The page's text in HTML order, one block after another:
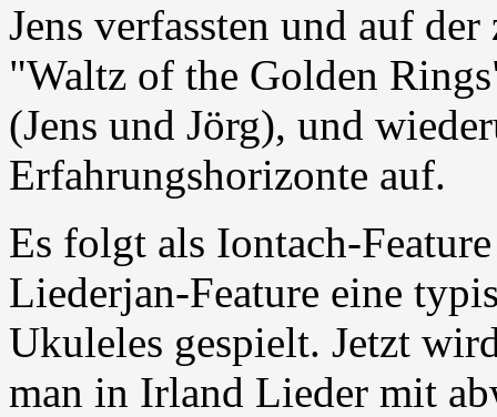
Jens verfassten und auf
"Waltz of the Golden
(Jens und Jörg), und
Erfahrungshorizonte auf.
Es folgt als Iontach-
Liederjan-Feature eine
Ukuleles gespielt. Jetzt
man in Irland Lieder mit